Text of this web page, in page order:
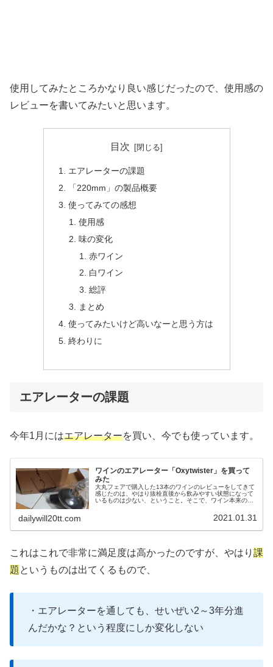
使用してみたところかなり良い感じだったので、使用感の
レビューを書いてみたいと思います。
目次
エアレーターの課題
「220mm」の製品概要
使ってみての感想
使用感
味の変化
赤ワイン
白ワイン
総評
まとめ
使ってみたいけど高いなーと思う方は
終わりに
エアレーターの課題
今年1月にはエアレーターを買い、今でも使っています。
ワインのエアレーター「Oxytwister」を買って
みた
大丸フェアで購入した13本のワインのレビューをしてきて
感じたのは、やはり抜栓直後から飲みやすい状態になって
いるものは少ない、ということ。そこで、ワイン本来のポ
dailywill20tt.com 2021.01.31
これはこれで非常に満足度は高かったのですが、やはり 課
題というものは出てくるもので、
・エアレーターを通しても、せいぜい2～3年分進
んだかな？という程度にしか変化しない